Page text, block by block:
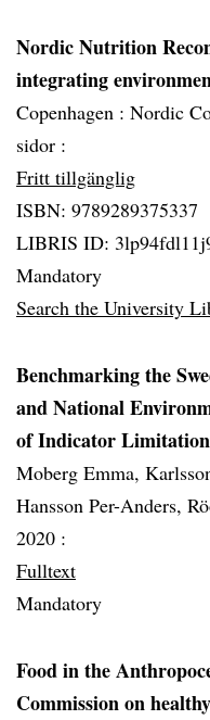
Nordic Nutrition
integrating
Copenhagen : Nordic
sidor :
Fritt tillgänglig
ISBN: 9789289375337
LIBRIS ID:
Mandatory
Search the University
Benchmarking the
and National
of Indicator
Moberg Emma,
Hansson Per-Anders,
2020 :
Fulltext
Mandatory
Food in the
Commission on